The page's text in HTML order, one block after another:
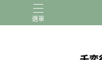
選單